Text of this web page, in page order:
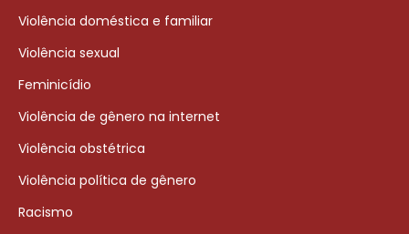
Violência doméstica e familiar
Violência sexual
Feminicídio
Violência de gênero na internet
Violência obstétrica
Violência política de gênero
Racismo